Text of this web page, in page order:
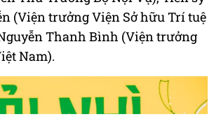
(Viện trưởng Viện Sở hữu Trí tuệ
Thanh Bình (Viện trưởng
Nam).